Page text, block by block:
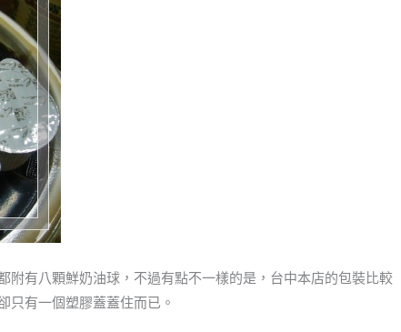
附有八顆鮮奶油球，不過有點不一樣的是，台中本店的包裝比較
只有一個塑膠蓋蓋住而已。